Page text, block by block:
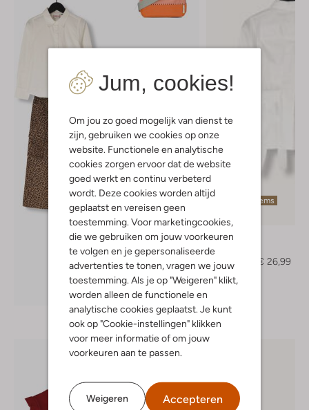
Jum, cookies!
Om jou zo goed mogelijk van dienst te
zijn, gebruiken we cookies op onze
website. Functionele en analytische
cookies zorgen ervoor dat de website
goed werkt en continu verbeterd
wordt. Deze cookies worden altijd
geplaatst en vereisen geen
toestemming. Voor marketingcookies,
die we gebruiken om jouw voorkeuren
te volgen en je gepersonaliseerde
advertenties te tonen, vragen we jouw
toestemming. Als je op "Weigeren" klikt,
worden alleen de functionele en
analytische cookies geplaatst. Je kunt
ook op "Cookie-instellingen" klikken
voor meer informatie of om jouw
voorkeuren aan te passen.
Weigeren Accepteren
Ontdek de look
Laatste items
Vingino
€ 26,99